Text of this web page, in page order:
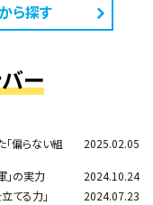
ら探す
ー
偏らない組
2025.02.05
」の実力
2024.10.24
てる力」
2024.07.23